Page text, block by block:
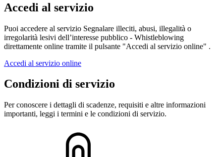
Accedi al servizio
Puoi accedere al servizio Segnalare illeciti, abusi, illegalità o
irregolarità lesivi dell’interesse pubblico - Whistleblowing
direttamente online tramite il pulsante "Accedi al servizio online" .
Accedi al servizio online
Condizioni di servizio
Per conoscere i dettagli di scadenze, requisiti e altre informazioni
importanti, leggi i termini e le condizioni di servizio.